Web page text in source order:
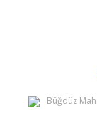
Büğdüz